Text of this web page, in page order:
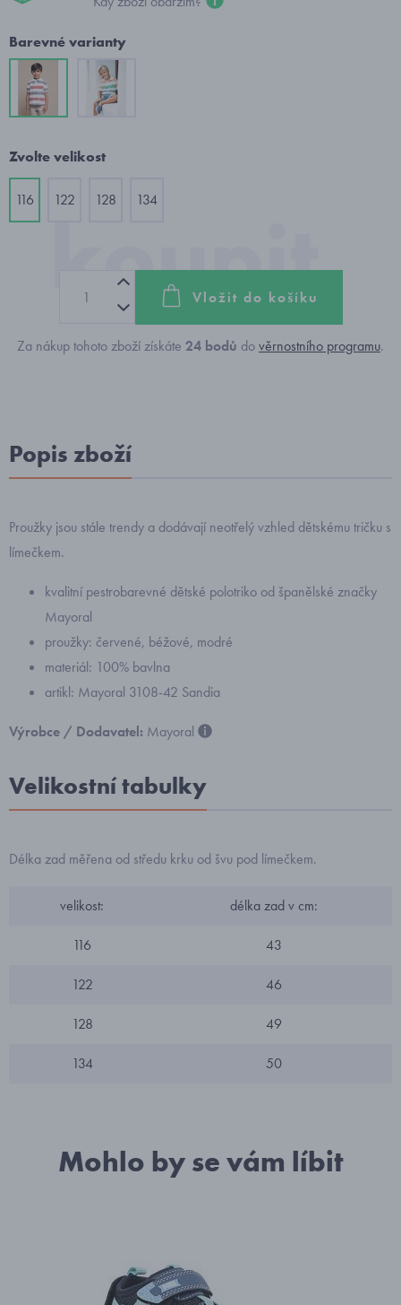
Barevné varianty
Zvolte velikost
116 122 128 134
Vložit do košíku
Za nákup tohoto zboží získáte 24 bodů dověrnostního programu.
Popis zboží
Proužky jsou stále trendy a dodávají neotřelý vzhled dětskému tričku s
límečkem.
kvalitní pestrobarevné dětské polotriko od španělské značky
Mayoral
proužky: červené, béžové, modré
materiál: 100% bavlna
artikl: Mayoral 3108-42 Sandia
Výrobce / Dodavatel: Mayoral
Velikostní tabulky
Délka zad měřena od středu krku od švu pod límečkem.
velikost: délka zad v cm:
116 43
122 46
128 49
134 50
Mohlo by se vám líbit